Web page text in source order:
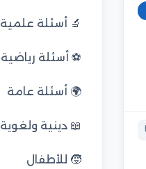
🔬 أسئلة علمية
⚽ أسئلة رياضية
🌍 أسئلة عامة
📖 دينية ولغوية
🧒 للأطفال